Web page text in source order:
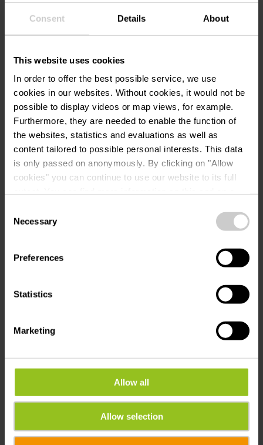
Consent Details About
This website uses cookies
In order to offer the best possible service, we use
cookies in our websites. Without cookies, it would not be
possible to display videos or map views, for example.
Furthermore, they are needed to enable the function of
the websites, statistics and evaluations as well as
content tailored to possible personal interests. This data
is only passed on anonymously. By clicking on "Allow
cookies" you can continue to use our website to its full
time.
Selection
Necessary
Preferences
Statistics
Marketing
Allow all
Allow selection
Contact
Clervaux
9, Grand-Rue
L-9710 Clervaux
Afficher sur la carte
E-mail: hello@excellence-group.lu